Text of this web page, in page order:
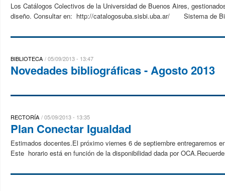
Los Catálogos Colectivos de la Universidad de Buenos Aires,
diseño. Consultar en: http://catalogosuba.sisbi.uba.ar/ Sistema de
BIBLIOTECA 05/09/2013 - 13:47
Novedades bibliográficas - Agosto 2013
RECTORÍA 05/09/2013 - 13:35
Plan Conectar Igualdad
Estimados docentes.El próximo viernes 6 de septiembre entregaremos
Este horario está en función de la disponibilidad dada por